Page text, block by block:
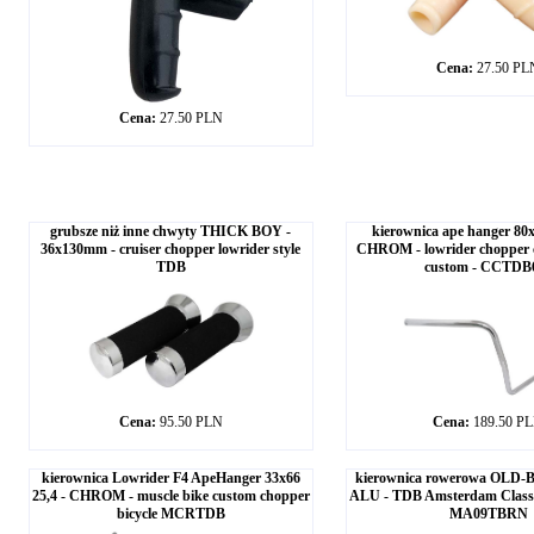
Cena: 27.50 PLN
Cena: 27.50
grubsze niż inne chwyty THICK BOY -
36x130mm - cruiser chopper lowrider style
TDB
Cena: 95.50 PLN
kierownica ape hanger
CHROM - lowrider chopper
custom -
Cena: 189.50
kierownica Lowrider F4 ApeHanger 33x66
25,4 - CHROM - muscle bike custom chopper
bicycle MCRTDB
kierownica rowerowa OLD-
ALU - TDB Amsterdam
MA09TBRN